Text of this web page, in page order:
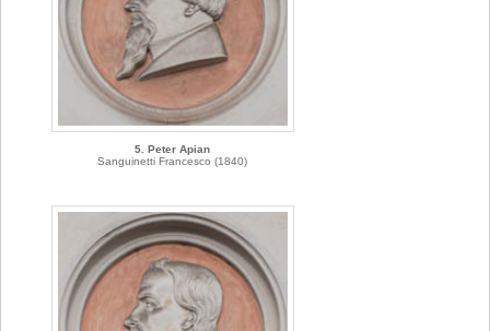
5. Peter Apian
Sanguinetti Francesco (1840)